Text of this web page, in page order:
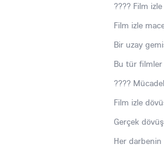
???? Film
Film izle
Bir uzay
Bu tür filmler
????
Film izle
Gerçek
Her darbenin